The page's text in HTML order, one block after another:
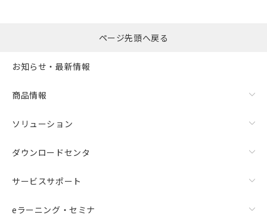
ページ先頭へ戻る
お知らせ・最新情報
商品情報
ソリューション
ダウンロードセンタ
サービスサポート
eラーニング・セミナ